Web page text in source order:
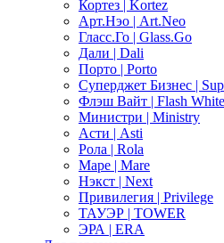
Кортез | Kortez
Арт.Нэо | Art.Neo
Гласс.Го | Glass.Go
Дали | Dali
Порто | Porto
Суперджет Бизнес |
Флэш Вайт | Flash White
Министри | Ministry
Асти | Asti
Рола | Rola
Маре | Mare
Нэкст | Next
Привилегия | Privilege
ТАУЭР | TOWER
ЭРА | ERA